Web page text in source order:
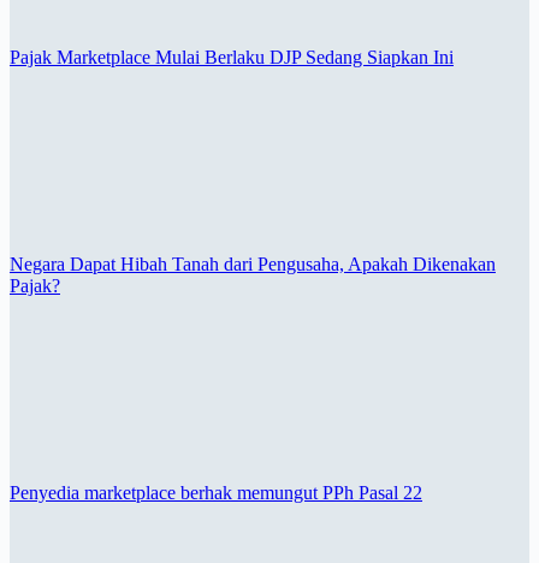
Pajak Marketplace Mulai Berlaku DJP Sedang Siapkan Ini
Negara Dapat Hibah Tanah dari Pengusaha, Apakah Dikenakan
Pajak?
Penyedia marketplace berhak memungut PPh Pasal 22